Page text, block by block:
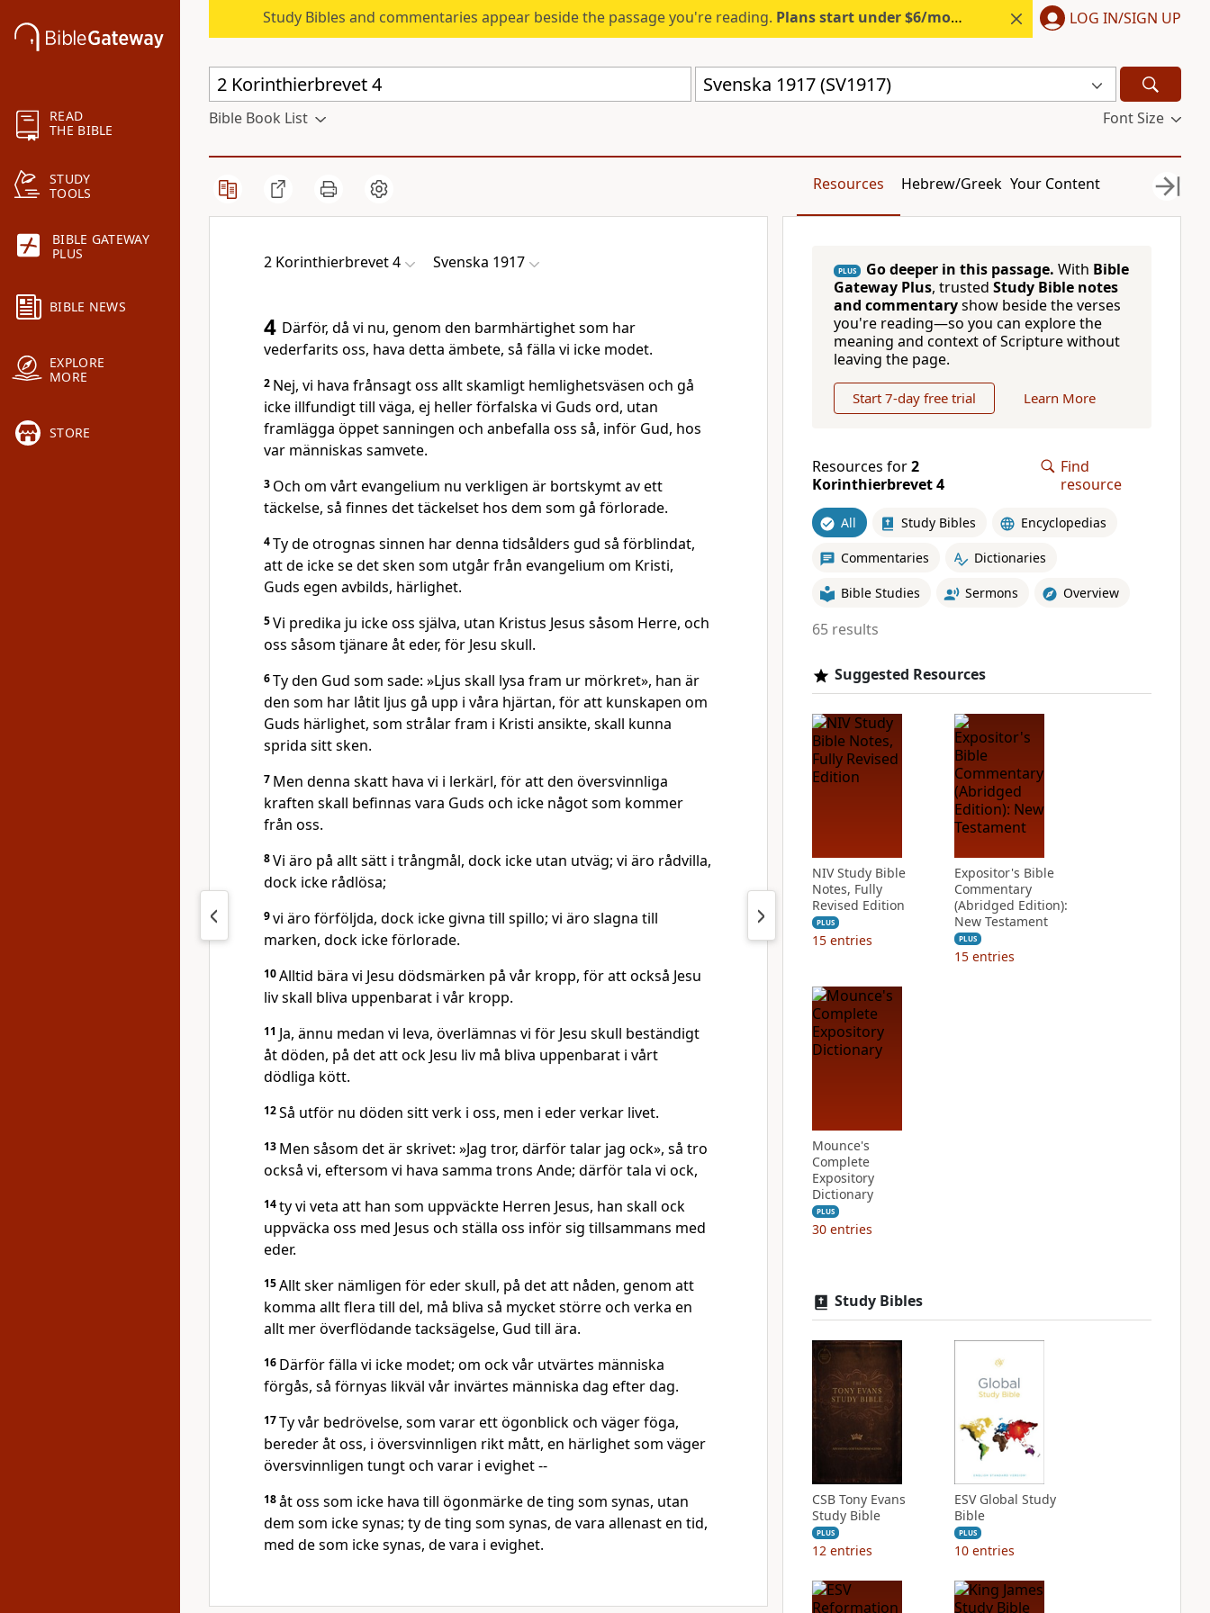
READ
THE BIBLE
STUDY
TOOLS
BIBLE GATEWAY
PLUS
BIBLE NEWS
EXPLORE
MORE
STORE
Study Bibles and commentaries appear beside the passage you're reading. Plans start under $6/month. Start free. LOG IN/SIGN UP
Svenska 1917 (SV1917)
Bible Book List Font Size
Resources Hebrew/Greek Your Content
2 Korinthierbrevet 4 Svenska 1917
4 Därför, då vi nu, genom den barmhärtighet som har
vederfarits oss, hava detta ämbete, så fälla vi icke modet.
2 Nej, vi hava frånsagt oss allt skamligt hemlighetsväsen och gå
icke illfundigt till väga, ej heller förfalska vi Guds ord, utan
framlägga öppet sanningen och anbefalla oss så, inför Gud, hos
var människas samvete.
3 Och om vårt evangelium nu verkligen är bortskymt av ett
täckelse, så finnes det täckelset hos dem som gå förlorade.
4Ty de otrognas sinnen har denna tidsålders gud så förblindat,
att de icke se det sken som utgår från evangelium om Kristi,
Guds egen avbilds, härlighet.
5Vi predika ju icke oss själva, utan Kristus Jesus såsom Herre, och
oss såsom tjänare åt eder, för Jesu skull.
6Ty den Gud som sade: »Ljus skall lysa fram ur mörkret», han är
den som har låtit ljus gå upp i våra hjärtan, för att kunskapen om
Guds härlighet, som strålar fram i Kristi ansikte, skall kunna
sprida sitt sken.
7 Men denna skatt hava vi i lerkärl, för att den översvinnliga
kraften skall befinnas vara Guds och icke något som kommer
från oss.
8Vi äro på allt sätt i trångmål, dock icke utan utväg; vi äro rådvilla,
dock icke rådlösa;
9vi äro förföljda, dock icke givna till spillo; vi äro slagna till
marken, dock icke förlorade.
10Alltid bära vi Jesu dödsmärken på vår kropp, för att också Jesu
liv skall bliva uppenbarat i vår kropp.
11 Ja, ännu medan vi leva, överlämnas vi för Jesu skull beständigt
åt döden, på det att ock Jesu liv må bliva uppenbarat i vårt
dödliga kött.
12Så utför nu döden sitt verk i oss, men i eder verkar livet.
13 Men såsom det är skrivet: »Jag tror, därför talar jag ock», så tro
också vi, eftersom vi hava samma trons Ande; därför tala vi ock,
14ty vi veta att han som uppväckte Herren Jesus, han skall ock
uppväcka oss med Jesus och ställa oss inför sig tillsammans med
eder.
15Allt sker nämligen för eder skull, på det att nåden, genom att
komma allt flera till del, må bliva så mycket större och verka en
allt mer överflödande tacksägelse, Gud till ära.
16 Därför fälla vi icke modet; om ock vår utvärtes människa
förgås, så förnyas likväl vår invärtes människa dag efter dag.
17Ty vår bedrövelse, som varar ett ögonblick och väger föga,
bereder åt oss, i översvinnligen rikt mått, en härlighet som väger
översvinnligen tungt och varar i evighet --
18åt oss som icke hava till ögonmärke de ting som synas, utan
dem som icke synas; ty de ting som synas, de vara allenast en tid,
med de som icke synas, de vara i evighet.
PLUS Go deeper in this passage. With Bible
Gateway Plus, trusted Study Bible notes
and commentaryshow beside the verses
you're reading—so you can explore the
meaning and context of Scripture without
leaving the page.
Start 7-day free trial Learn More
Resources for2
Korinthierbrevet 4
Find
resource
All Study Bibles Encyclopedias
Commentaries Dictionaries
Bible Studies Sermons Overview
65 results
Suggested Resources
NIV Study Bible
Notes, Fully
Revised Edition
PLUS
15 entries
Expositor's Bible
Commentary
(Abridged Edition):
New Testament
PLUS
15 entries
Mounce's
Complete
Expository
Dictionary
PLUS
30 entries
Study Bibles
CSB Tony Evans
Study Bible
PLUS
12 entries
ESV Global Study
Bible
PLUS
10 entries